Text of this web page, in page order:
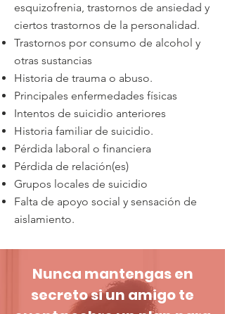
esquizofrenia, trastornos de ansiedad y
ciertos trastornos de la personalidad.
Trastornos por consumo de alcohol y
otras sustancias
Historia de trauma o abuso.
Principales enfermedades físicas
Intentos de suicidio anteriores
Historia familiar de suicidio.
Pérdida laboral o financiera
Pérdida de relación(es)
Grupos locales de suicidio
Falta de apoyo social y sensación de
aislamiento.
Nunca mantengas en
secreto si un amigo te